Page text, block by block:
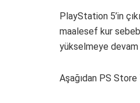
PlayStation 5’in
maalesef kur
yükselmeye devam
Aşağıdan PS